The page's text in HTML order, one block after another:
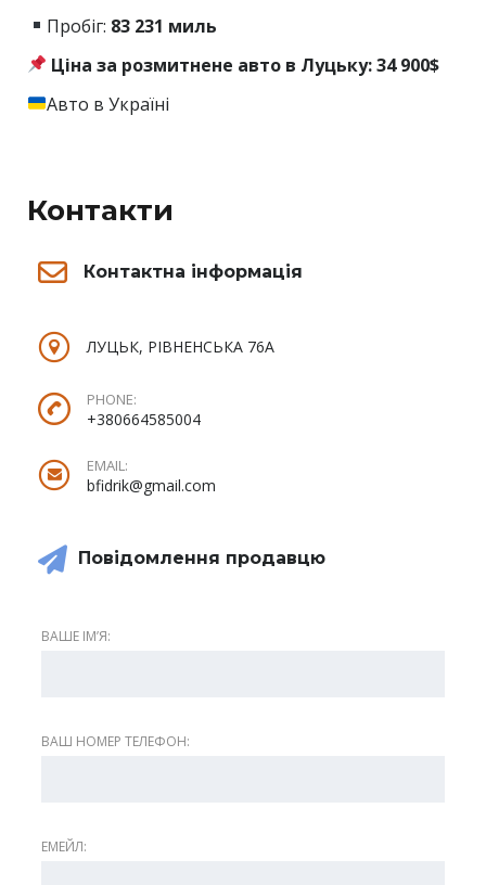
Пробіг: 83 231 миль
Ціна за розмитнене авто в Луцьку: 34 900$
Авто в Україні
Контакти
Контактна інформація
ЛУЦЬК, РІВНЕНСЬКА 76А
PHONE:
+380664585004
EMAIL:
bfidrik@gmail.com
Повідомлення продавцю
ВАШЕ ІМʼЯ:
ВАШ НОМЕР ТЕЛЕФОН:
ЕМЕЙЛ: